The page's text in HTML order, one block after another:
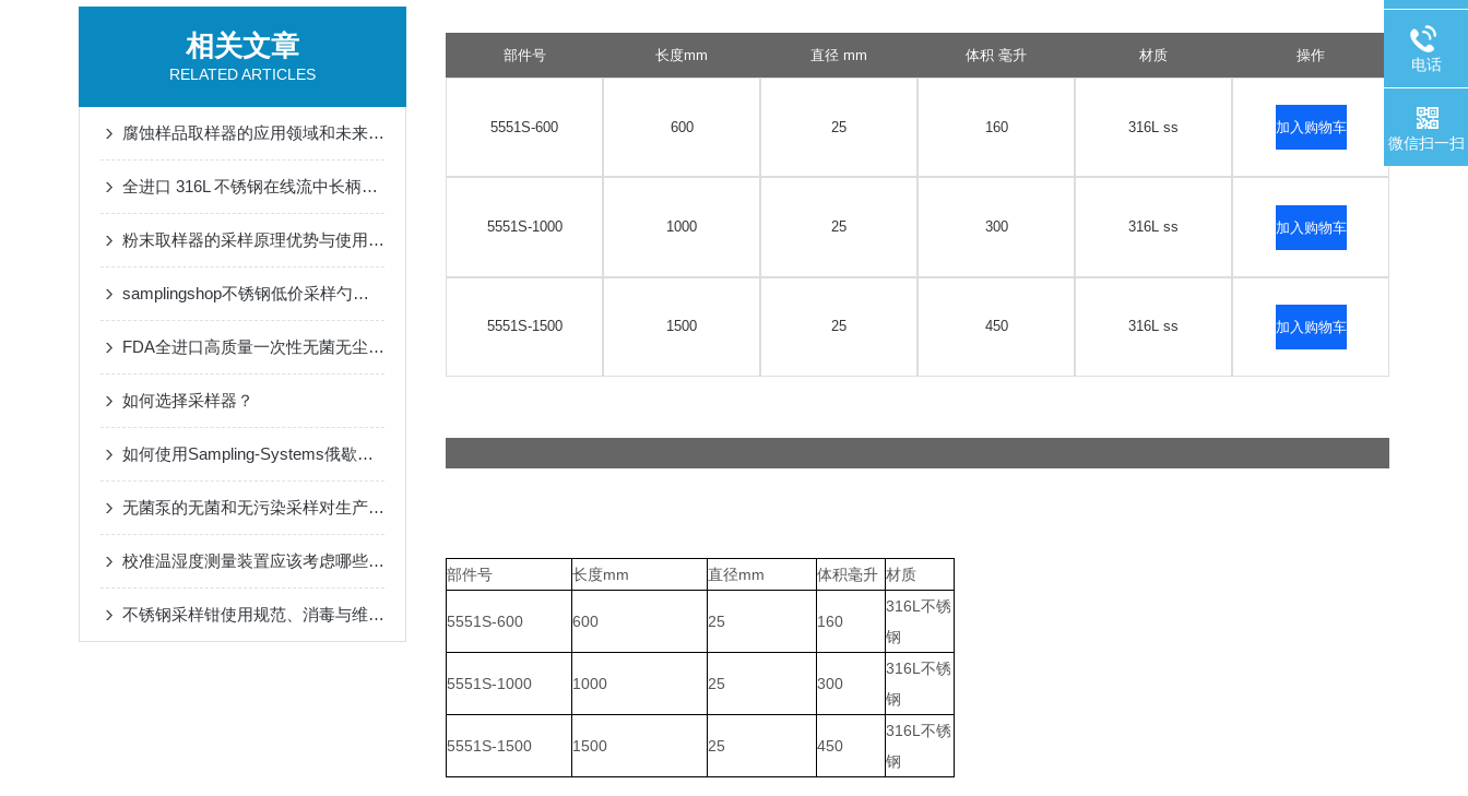
相关文章
RELATED ARTICLES
腐蚀样品取样器的应用领域和未来发展趋势介绍
全进口 316L 不锈钢在线流中长柄取样器（In Stream Grab Sampler）的应用
粉末取样器的采样原理优势与使用方法说明
samplingshop不锈钢低价采样勺的耐用性与清洁技巧
FDA全进口高质量一次性无菌无尘蓝色取样勺8088
如何选择采样器？
如何使用Sampling-Systems俄歇土壤采样器进行土壤深层采样？
无菌泵的无菌和无污染采样对生产和实验室可能带来多方面的改变和益处
校准温湿度测量装置应该考虑哪些因素
不锈钢采样钳使用规范、消毒与维护保养指南
部件号 长度mm 直径 mm 体积 毫升 材质 操作
5551S-600 600 25 160 316L ss 加入购物车
5551S-1000 1000 25 300 316L ss 加入购物车
5551S-1500 1500 25 450 316L ss 加入购物车
部件号 长度mm 直径mm 体积毫升 材质
5551S-600 600 25 160
316L不锈
钢
5551S-1000 1000 25 300
316L不锈
钢
5551S-1500 1500 25 450
316L不锈
钢
电话
微信扫一扫